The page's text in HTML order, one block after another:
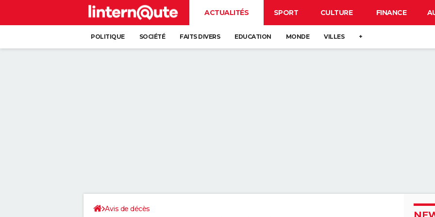
ACTUALITÉS SPORT CULTURE FINANCE
POLITIQUE SOCIÉTÉ FAITS DIVERS EDUCATION MONDE VILLES +
Avis de décès